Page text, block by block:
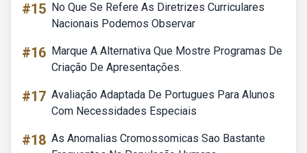
#15 No Que Se Refere As Diretrizes Curriculares
Nacionais Podemos Observar
#16 Marque A Alternativa Que Mostre Programas De
Criação De Apresentações.
#17 Avaliação Adaptada De Portugues Para Alunos
Com Necessidades Especiais
#18 As Anomalias Cromossomicas Sao Bastante